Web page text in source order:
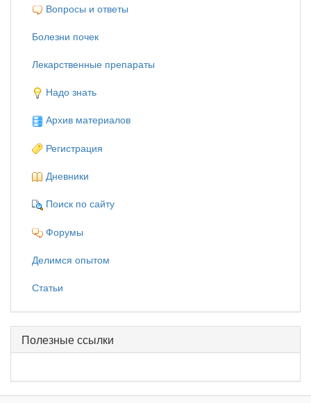
Вопросы и ответы
Болезни почек
Лекарственные препараты
Надо знать
Архив материалов
Регистрация
Дневники
Поиск по сайту
Форумы
Делимся опытом
Статьи
Полезные ссылки